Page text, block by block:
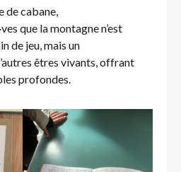
de cabane,
que la montagne n’est
de jeu, mais un
êtres vivants, offrant
profondes.